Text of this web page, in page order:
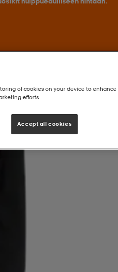
of cookies on your device to enhance
efforts.
Accept all cookies